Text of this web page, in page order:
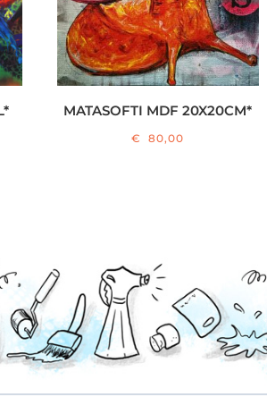
MATASOFTI MDF 20X20CM*
€ 80,00